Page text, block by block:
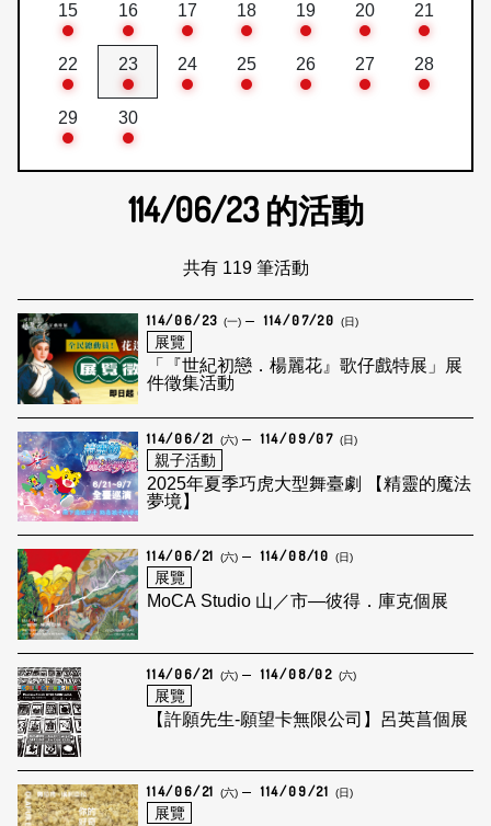
15 16 17 18 19 20 21
22 23 24 25 26 27 28
29 30
114/06/23的活動
共有 119 筆活動
114/06/23 (一) 114/07/20 (日)
展覽
「『世紀初戀．楊麗花』歌仔戲特展」展
件徵集活動
114/06/21 (六) 114/09/07 (日)
親子活動
2025年夏季巧虎大型舞臺劇 【精靈的魔法
夢境】
114/06/21 (六) 114/08/10 (日)
展覽
MoCA Studio 山／市—彼得．庫克個展
114/06/21 (六) 114/08/02 (六)
展覽
【許願先生-願望卡無限公司】呂英菖個展
114/06/21 (六) 114/09/21 (日)
展覽